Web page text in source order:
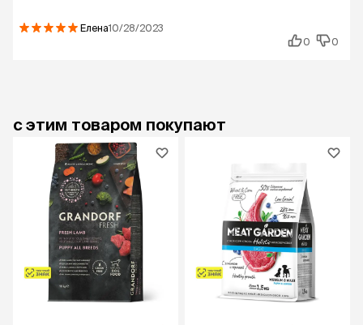
Елена10/28/2023
0
0
с этим товаром покупают